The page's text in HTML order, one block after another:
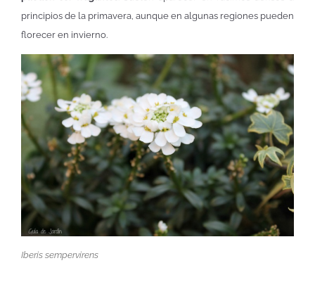
principios de la primavera, aunque en algunas regiones pueden
florecer en invierno.
Iberis sempervirens